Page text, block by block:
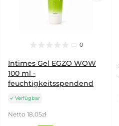
0
Intimes Gel EGZO WOW
100 ml -
feuchtigkeitsspendend
Verfügbar
Netto 18,05zł